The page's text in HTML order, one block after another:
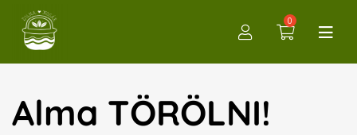
0
Alma TÖRÖLNI!